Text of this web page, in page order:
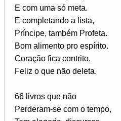
E com uma só meta.
E completando a lista,
Príncipe, também Profeta.
Bom alimento pro espírito.
Coração fica contrito.
Feliz o que não deleta.
66 livros que não
Perderam-se com o tempo,